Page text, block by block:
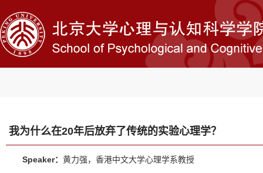
我为什么在20年后放弃了传统的实验心理学？
Speaker： 黄力强，香港中文大学心理学系教授